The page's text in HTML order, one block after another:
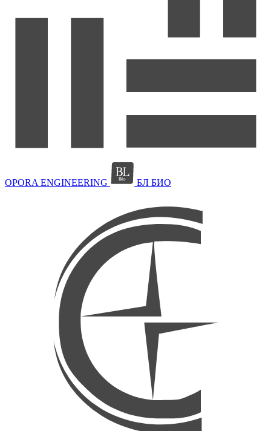
OPORA ENGINEERING БЛ БИО